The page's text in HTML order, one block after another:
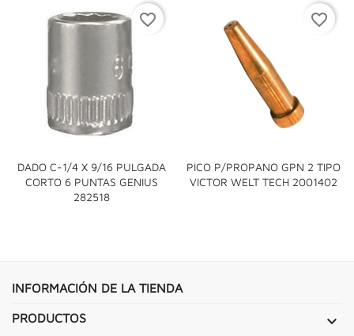
DADO C-1/4 X 9/16 PULGADA
CORTO 6 PUNTAS GENIUS
282518
favorite_border
PICO P/PROPANO GPN 2 TIPO
VICTOR WELT TECH 2001402
favorite_border
INFORMACIÓN DE LA TIENDA
PRODUCTOS 